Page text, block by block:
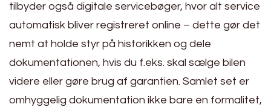
tilbyder også digitale servicebøger, hvor alt service
automatisk bliver registreret online – dette gør det
nemt at holde styr på historikken og dele
dokumentationen, hvis du f.eks. skal sælge bilen
videre eller gøre brug af garantien. Samlet set er
omhyggelig dokumentation ikke bare en formalitet,